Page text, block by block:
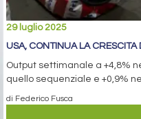
29 luglio 2025
USA, CONTINUA LA
Output settimanale a +4,8%
quello sequenziale e +0,9%
di Federico Fusca